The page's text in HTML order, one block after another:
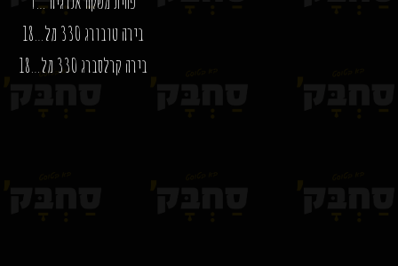
בירה טובורג 330 מל…18
בירה קרלסברג 330 מל…18